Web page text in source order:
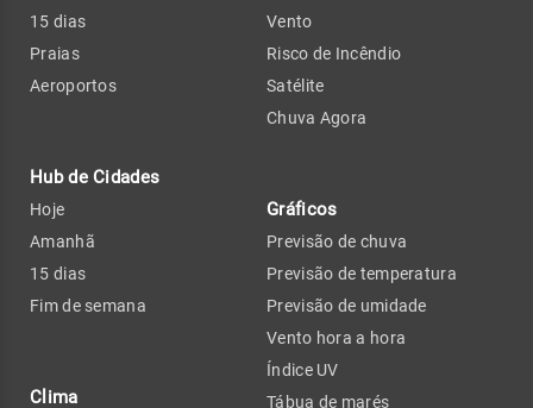
15 dias
Praias
Aeroportos
Hub de Cidades
Hoje
Amanhã
15 dias
Fim de semana
Clima
Vento
Risco de Incêndio
Satélite
Chuva Agora
Gráficos
Previsão de chuva
Previsão de temperatura
Previsão de umidade
Vento hora a hora
Índice UV
Tábua de marés